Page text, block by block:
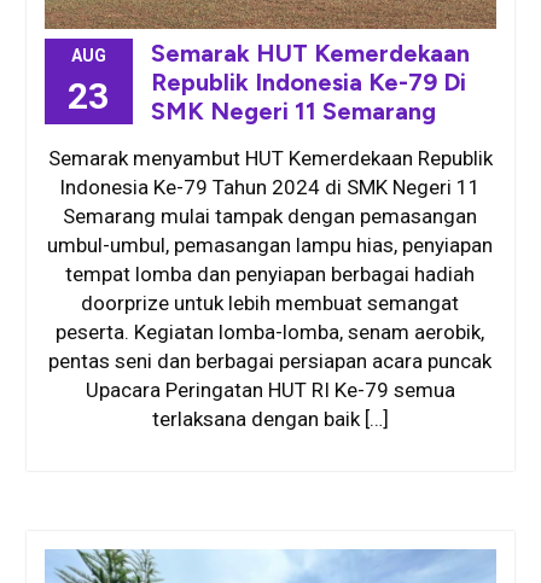
AUG
23
Semarak HUT Kemerdekaan
Republik Indonesia Ke-79 Di
SMK Negeri 11 Semarang
Semarak menyambut HUT Kemerdekaan Republik
Indonesia Ke-79 Tahun 2024 di SMK Negeri 11
Semarang mulai tampak dengan pemasangan
umbul-umbul, pemasangan lampu hias, penyiapan
tempat lomba dan penyiapan berbagai hadiah
doorprize untuk lebih membuat semangat
peserta. Kegiatan lomba-lomba, senam aerobik,
pentas seni dan berbagai persiapan acara puncak
Upacara Peringatan HUT RI Ke-79 semua
terlaksana dengan baik […]